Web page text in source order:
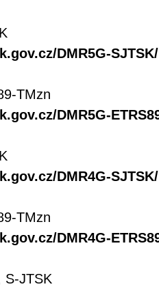
DMR5G-
TMzn
DMR5G-
DMR4G-
TMzn
DMR4G-
S-JTSK